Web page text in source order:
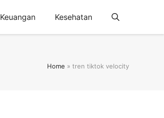
Keuangan Kesehatan
Home » tren tiktok velocity